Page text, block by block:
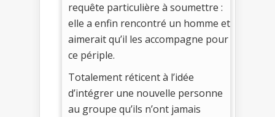
requête particulière à soumettre :
elle a enfin rencontré un homme et
aimerait qu’il les accompagne pour
ce périple.
Totalement réticent à l’idée
d’intégrer une nouvelle personne
au groupe qu’ils n’ont jamais